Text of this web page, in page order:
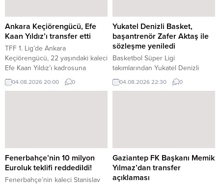
Ankara Keçiörengücü, Efe
Kaan Yıldız’ı transfer etti
TFF 1. Lig’de Ankara
Keçiörengücü, 22 yaşındaki kaleci
Efe Kaan Yıldız’ı kadrosuna
kattığını açıkladı.
04.08.2026 20:00 0
Yukatel Denizli Basket,
başantrenör Zafer Aktaş ile
sözleşme yeniledi
Basketbol Süper Ligi
takımlarından Yukatel Denizli
Basket’te başantrenör Zafer
Aktaş ile sözleşme yeniledi.
04.08.2026 22:30 0
Fenerbahçe’nin 10 milyon
Euroluk teklifi reddedildi!
Fenerbahçe’nin kaleci Stanislav
Gaziantep FK Başkanı Memik
Yılmaz’dan transfer
açıklaması